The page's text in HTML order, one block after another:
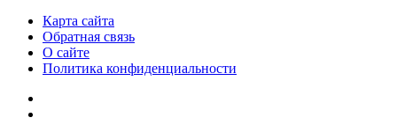
Карта сайта
Обратная связь
О сайте
Политика конфиденциальности